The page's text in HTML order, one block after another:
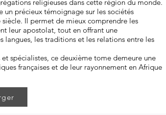
religieuses dans cette région du monde.
précieux témoignage sur les sociétés
Il permet de mieux comprendre les
leur apostolat, tout en offrant une
langues, les traditions et les relations entre les
spécialistes, ce deuxième tome demeure une
françaises et de leur rayonnement en Afrique